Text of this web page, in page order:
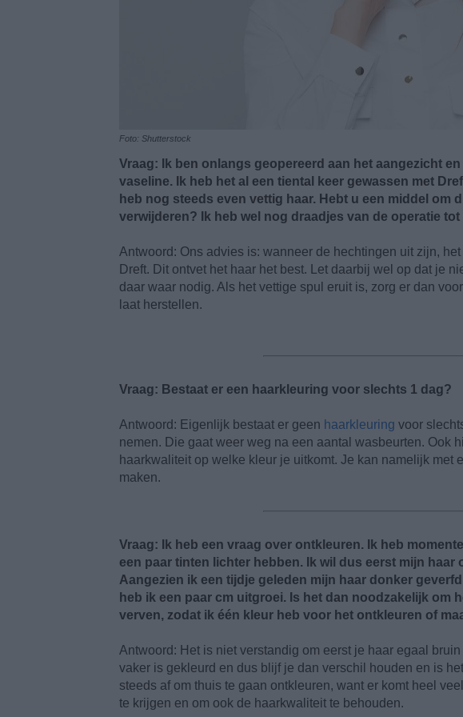
Foto: Shutterstock
Vraag: Ik ben onlangs geopereerd aan het aangezicht
vaseline. Ik heb het al een tiental keer gewassen met
heb nog steeds even vettig haar. Hebt u een middel om
verwijderen? Ik heb wel nog draadjes van de operatie tot
Antwoord: Ons advies is: wanneer de hechtingen uit zijn,
Dreft. Dit ontvet het haar het best. Let daarbij wel op dat je
daar waar nodig. Als het vettige spul eruit is, zorg er dan
laat herstellen.
Vraag: Bestaat er een haarkleuring voor slechts 1 dag?
Antwoord: Eigenlijk bestaat er geen haarkleuring voor
nemen. Die gaat weer weg na een aantal wasbeurten. Ook
haarkwaliteit op welke kleur je uitkomt. Je kan namelijk met
maken.
Vraag: Ik heb een vraag over ontkleuren. Ik heb
een paar tinten lichter hebben. Ik wil dus eerst mijn haar
Aangezien ik een tijdje geleden mijn haar donker
heb ik een paar cm uitgroei. Is het dan noodzakelijk om
verven, zodat ik één kleur heb voor het ontkleuren of
Antwoord: Het is niet verstandig om eerst je haar egaal
vaker is gekleurd en dus blijf je dan verschil houden en is
steeds af om thuis te gaan ontkleuren, want er komt heel
te krijgen en om ook de haarkwaliteit te behouden.